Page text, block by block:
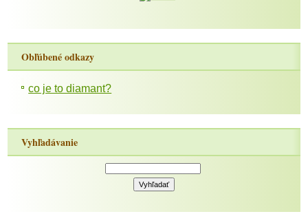
Obľúbené odkazy
co je to diamant?
Vyhľadávanie